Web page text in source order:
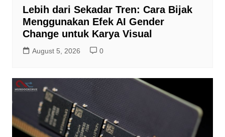
Lebih dari Sekadar Tren: Cara Bijak
Menggunakan Efek AI Gender
Change untuk Karya Visual
August 5, 2026 0